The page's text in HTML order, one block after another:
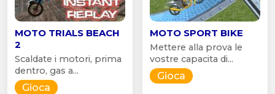
MOTO TRIALS BEACH
2
Scaldate i motori, prima
dentro, gas a...
Gioca
MOTO SPORT BIKE
Mettere alla prova le
vostre capacita di...
Gioca